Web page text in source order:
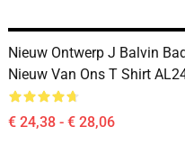
Nieuw Ontwerp J Balvin
Nieuw Van Ons T Shirt
€ 24,38 - € 28,06